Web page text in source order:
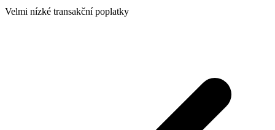
Velmi nízké transakční poplatky